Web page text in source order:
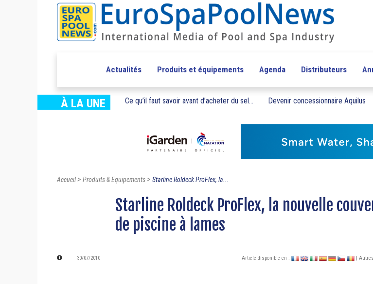
Actualités Produits et équipements Agenda Distributeurs
À LA UNE Ce qu’il faut savoir avant d’acheter du sel... Devenir concessionnaire Aquilus
Accueil> Produits & Equipements> Starline Roldeck ProFlex, la...
Starline Roldeck ProFlex, la nouvelle
de piscine à lames
30/07/2010 Article disponible en : |